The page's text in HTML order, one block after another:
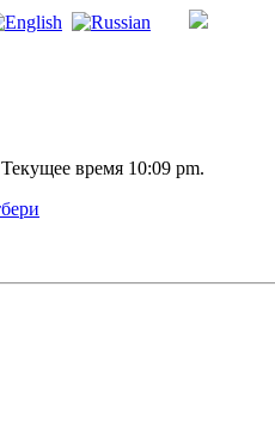
время 10:09 pm.